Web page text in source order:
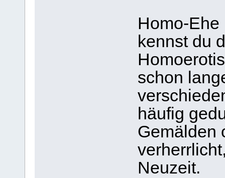
Homo-Ehe
kennst du
schon
häufig
Gemälden
Neuzeit.